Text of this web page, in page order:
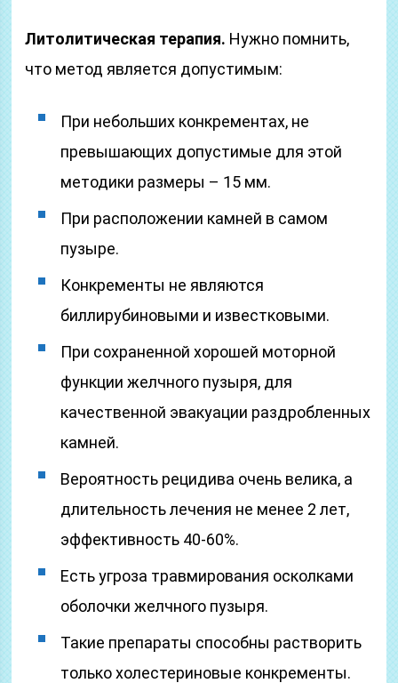
Литолитическая терапия. Нужно помнить,
что метод является допустимым:
При небольших конкрементах, не
превышающих допустимые для этой
методики размеры – 15 мм.
При расположении камней в самом
пузыре.
Конкременты не являются
биллирубиновыми и известковыми.
При сохраненной хорошей моторной
функции желчного пузыря, для
качественной эвакуации раздробленных
камней.
Вероятность рецидива очень велика, а
длительность лечения не менее 2 лет,
эффективность 40-60%.
Есть угроза травмирования осколками
оболочки желчного пузыря.
Такие препараты способны растворить
только холестериновые конкременты.